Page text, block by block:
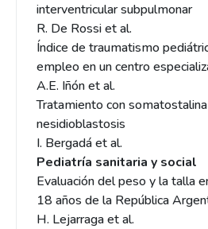
interventricular subpulmonar
R. De Rossi et al.
Índice de traumatismo
empleo en un centro
A.E. Iñón et al.
Tratamiento con
nesidioblastosis
I. Bergadá et al.
Pediatría sanitaria y social
Evaluación del peso y la talla
18 años de la República
H. Lejarraga et al.